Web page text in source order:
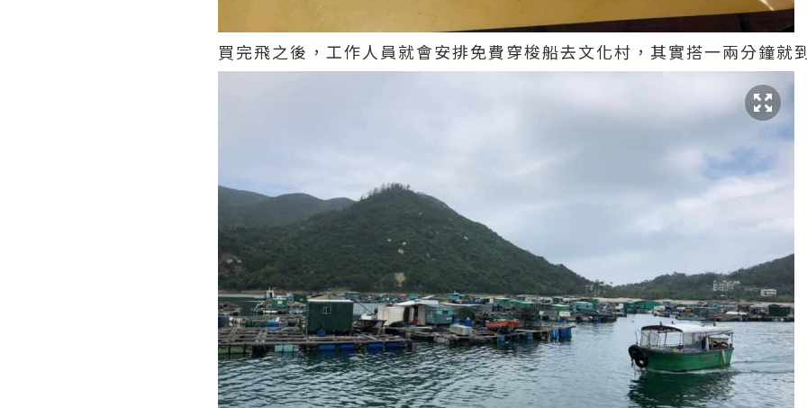
買完飛之後，工作人員就會安排免費穿梭船去文化村，其實搭一兩分鐘就